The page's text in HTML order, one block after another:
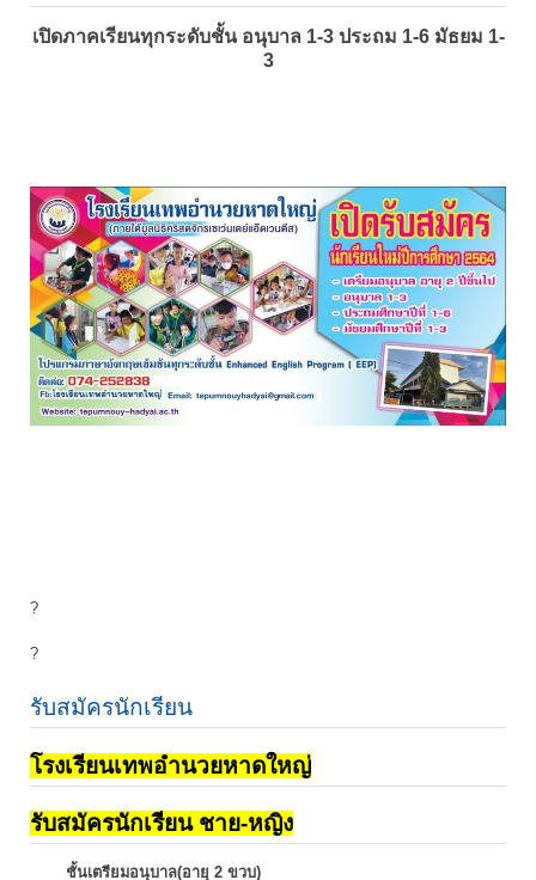
เปิดภาคเรียนทุกระดับชั้น อนุบาล 1-3 ประถม 1-6 มัธยม 1-
3
?
?
รับสมัครนักเรียน
โรงเรียนเทพอำนวยหาดใหญ่
รับสมัครนักเรียน ชาย-หญิง
ชั้นเตรียมอนุบาล(อายุ 2 ขวบ)